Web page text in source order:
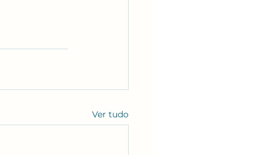
Ver tudo